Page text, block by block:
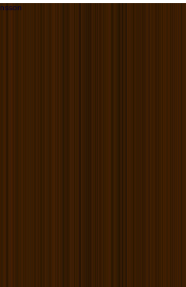
& Olle Svensson